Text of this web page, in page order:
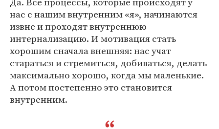
нас с нашим внутренним «я», начинаются
извне и проходят внутреннюю
интернализацию. И мотивация стать
хорошим сначала внешняя: нас учат
стараться и стремиться, добиваться, делать
максимально хорошо, когда мы маленькие.
А потом постепенно это становится
внутренним.